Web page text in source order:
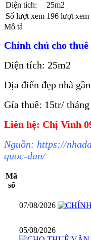
Diện tích:
25m2
Số lượt xem 196 lượt xem
Mô tả
Chính chủ cho
Diện tích: 25m2
Địa điển đẹp nhà
Gía thuê: 15tr/ tháng
Liên hệ: Chị Vinh
Nguồn: https://
quoc-dan/
Mã
số
07/08/2026
05/08/2026